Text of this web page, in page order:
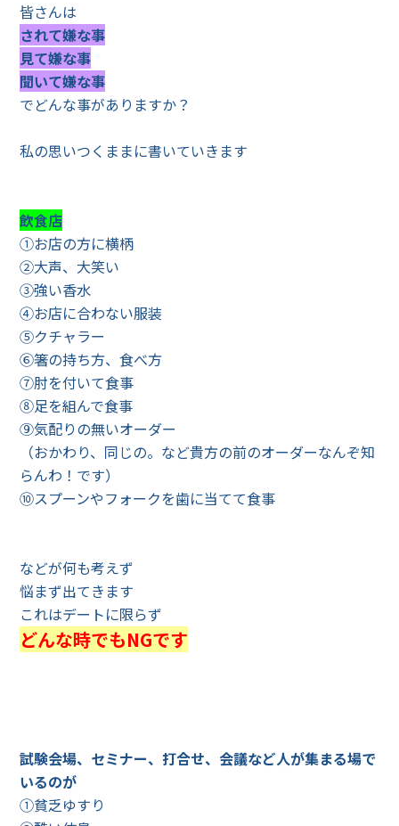
皆さんは
されて嫌な事
見て嫌な事
聞いて嫌な事
でどんな事がありますか？
私の思いつくままに書いていきます
飲食店
①お店の方に横柄
②大声、大笑い
③強い香水
④お店に合わない服装
⑤クチャラー
⑥箸の持ち方、食べ方
⑦肘を付いて食事
⑧足を組んで食事
⑨気配りの無いオーダー
（おかわり、同じの。など貴方の前のオーダーなんぞ知
らんわ！です）
⑩スプーンやフォークを歯に当てて食事
などが何も考えず
悩まず出てきます
これはデートに限らず
どんな時でもNGです
試験会場、セミナー、打合せ、会議など人が集まる場で
いるのが
①貧乏ゆすり